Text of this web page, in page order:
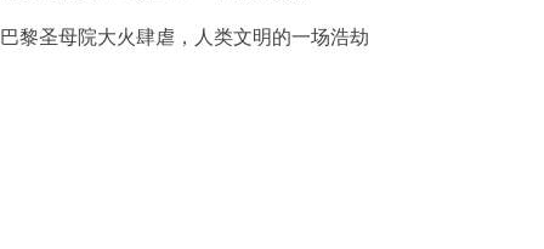
巴黎圣母院大火肆虐，人类文明的一场浩劫